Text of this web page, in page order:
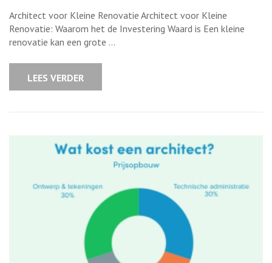
meerwaarde
van
een
architect
Architect voor Kleine Renovatie Architect voor Kleine
Renovatie: Waarom het de Investering Waard is Een kleine
renovatie kan een grote …
LEES VERDER